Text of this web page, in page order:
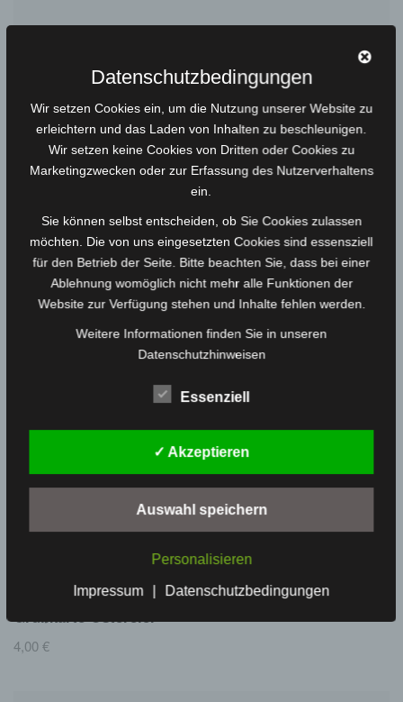
Grußkarte Ostereier
4,00€
Grußkarte Ostereier
4,00€
Datenschutzbedingungen
Wir setzen Cookies ein, um die Nutzung unserer Website zu
erleichtern und das Laden von Inhalten zu beschleunigen.
Wir setzen keine Cookies von Dritten oder Cookies zu
Marketingzwecken oder zur Erfassung des Nutzerverhaltens
ein.
Sie können selbst entscheiden, ob Sie Cookies zulassen
möchten. Die von uns eingesetzten Cookies sind essensziell
für den Betrieb der Seite. Bitte beachten Sie, dass bei einer
Ablehnung womöglich nicht mehr alle Funktionen der
Website zur Verfügung stehen und Inhalte fehlen werden.
Weitere Informationen finden Sie in unseren
Datenschutzhinweisen
Essenziell
✓ Akzeptieren
Auswahl speichern
Personalisieren
Impressum Datenschutzbedingungen